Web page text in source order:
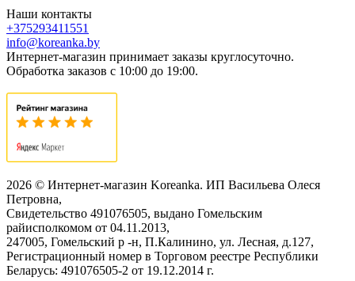
Наши контакты
+375293411551
info@koreanka.by
Интернет-магазин принимает заказы круглосуточно.
Обработка заказов с 10:00 до 19:00.
2026 © Интернет-магазин Koreanka. ИП Васильева Олеся
Петровна,
Свидетельство ‎491076505, выдано Гомельским
райисполкомом от 04.11.2013,
247005, Гомельский р -н, П.Калинино, ул. Лесная, д.127,
Регистрационный номер в Торговом реестре Республики
Беларусь: ‎491076505-2 от 19.12.2014 г.